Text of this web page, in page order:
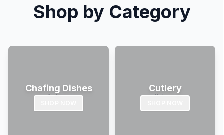
Shop by Category
Chafing Dishes Cutlery